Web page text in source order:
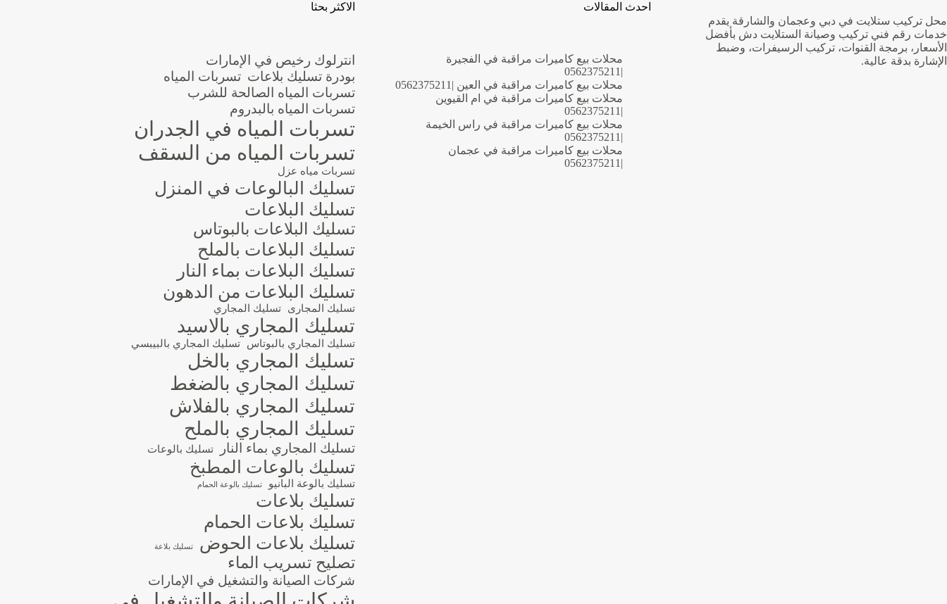
تسليك
محل تركيب ستلايت في دبي وعجمان والشارقة يقدم
خدمات رقم فني تركيب وصيانة الستلايت دش بأفضل
الأسعار، برمجة القنوات، تركيب الرسيفرات، وضبط
الإشارة بدقة عالية.
احدث المقالات
محلات بيع كاميرات مراقبة في الفجيرة
|0562375211
محلات بيع كاميرات مراقبة في العين |0562375211
محلات بيع كاميرات مراقبة في ام القيوين
|0562375211
محلات بيع كاميرات مراقبة في راس الخيمة
|0562375211
محلات بيع كاميرات مراقبة في عجمان
|0562375211
الاكثر بحثا
انترلوك رخيص في الإمارات
بودرة تسليك بلاعات تسربات المياه
تسربات المياه الصالحة للشرب
تسربات المياه بالبدروم
تسربات المياه في الجدران
تسربات المياه من السقف
تسربات مياه عزل
تسليك البالوعات في المنزل
تسليك البلاعات
تسليك البلاعات بالبوتاس
تسليك البلاعات بالملح
تسليك البلاعات بماء النار
تسليك البلاعات من الدهون
تسليك المجارى تسليك المجاري
تسليك المجاري بالاسيد
تسليك المجاري بالبوتاس تسليك المجاري بالبيبسي
تسليك المجاري بالخل
تسليك المجاري بالضغط
تسليك المجاري بالفلاش
تسليك المجاري بالملح
تسليك المجاري بماء النار تسليك بالوعات
تسليك بالوعات المطبخ
تسليك بالوعة البانيو تسليك بالوعة الحمام
تسليك بلاعات
تسليك بلاعات الحمام
تسليك بلاعات الحوض
تسليك بلاعة
تصليح تسريب الماء
شركات الصيانة والتشغيل في الإمارات